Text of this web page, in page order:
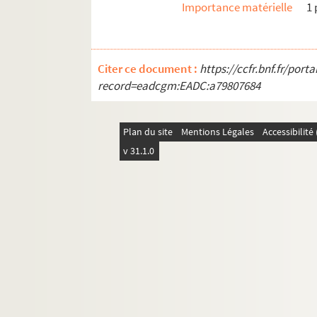
SD OB44. Crepis Fœtida (L.).
SD OB46. Carduus crispus (L.)
SD OB47. Helminthia echioides
SD OB48. Lactuca saligna (L.).
SD OB50. Senecio viscosus (L.).
SD OB51. Sonchus palustris (L.)
Importance matérielle
1
Citer ce document : https://ccfr.bnf.fr/
record=eadcgm:EADC:a79807684
Plan du site Mentions Légales
v 31.1.0